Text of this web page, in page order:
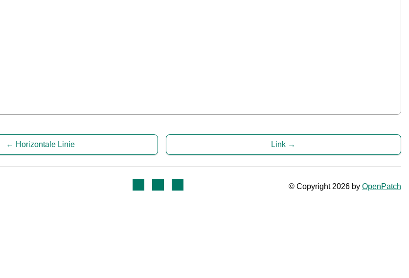
Horizontale Linie Link
© Copyright 2026 by OpenPatch